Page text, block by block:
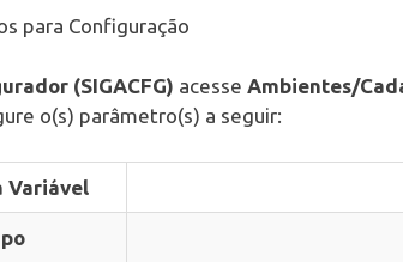
para Configuração
(SIGACFG) acesseAmbientes/
o(s) parâmetro(s) a seguir:
Variável